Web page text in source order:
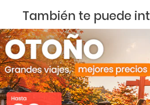
También te puede